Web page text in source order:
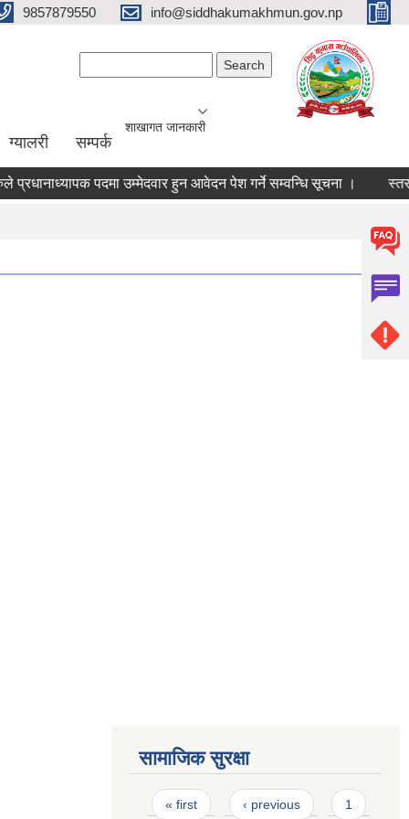
9857879550 info@siddhakumakhmun.gov.np
ग्यालरी सम्पर्क
शाखागत जानकारी
पदमा उम्मेदवार हुन आवेदन पेश गर्ने सम्वन्धि सूचना ।
सामाजिक सुरक्षा
Pages
« first ‹ previous 1